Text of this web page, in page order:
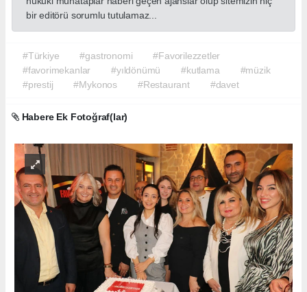
bir editörü sorumlu tutulamaz...
#Türkiye #gastronomi
#Favorilezzetler
#favorimekanlar
#yıldönümü #kutlama
#müzik
#prestij
#Mykonos #Restaurant #davet
Habere Ek Fotoğraf(lar)